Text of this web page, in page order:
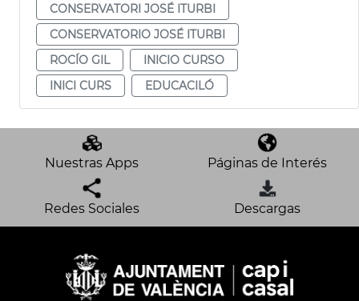
CONSERVATORI JOSÉ ITURBI
CONSERVATORIO JOSÉ ITURBI
ROCÍO GIL
INICIO CURSO
INICI CURS
EDUCACILÓ
Nuestras Apps Páginas de Interés
Redes Sociales Descargas